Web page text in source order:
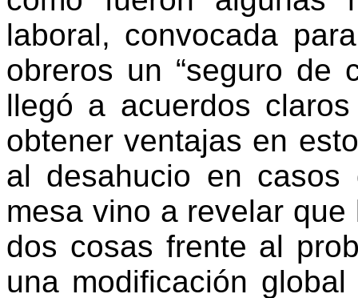
laboral, convocada
obreros un “seguro de
llegó a acuerdos
obtener ventajas en
al desahucio en casos
mesa vino a revelar
dos cosas frente al
una modificación